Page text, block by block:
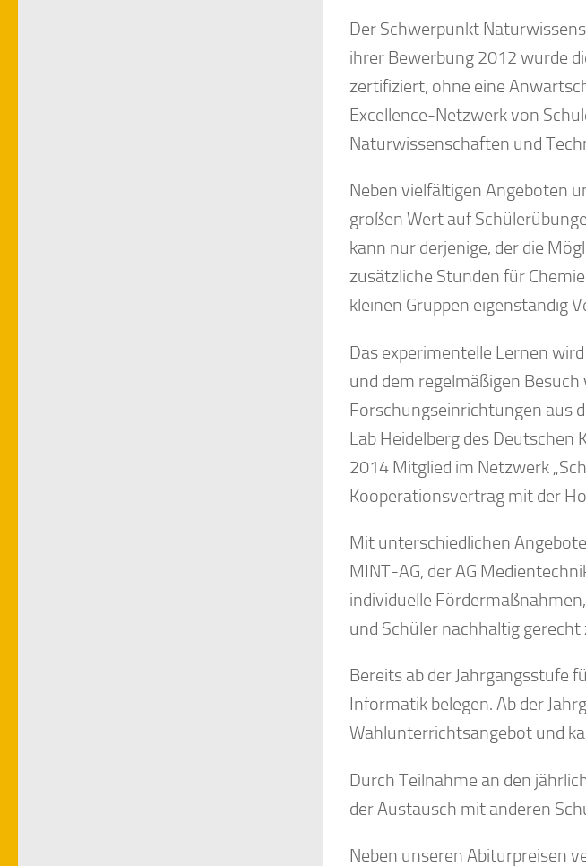
Der Schwerpunkt
ihrer Bewerbung 2012 wurde
zertifiziert, ohne eine
Excellence-Netzwerk von
Naturwissenschaften und
Neben vielfältigen Angeboten
großen Wert auf
kann nur derjenige, der die
zusätzliche Stunden für
kleinen Gruppen eigenständig
Das experimentelle Lernen
und dem regelmäßigen
Forschungseinrichtungen aus
Lab Heidelberg des
2014 Mitglied im Netzwerk
Kooperationsvertrag mit der
Mit unterschiedlichen
MINT-AG, der AG
individuelle
und Schüler nachhaltig gerecht
Bereits ab der Jahrgangsstufe
Informatik belegen. Ab der
Wahlunterrichtsangebot und
Durch Teilnahme an den
der Austausch mit anderen
Neben unseren Abiturpreisen